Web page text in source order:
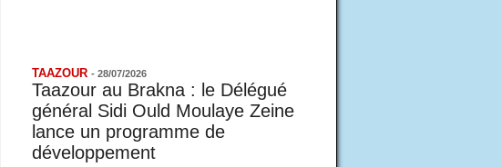
TAAZOUR - 28/07/2026
Taazour au Brakna : le Délégué
général Sidi Ould Moulaye Zeine
lance un programme de
développement